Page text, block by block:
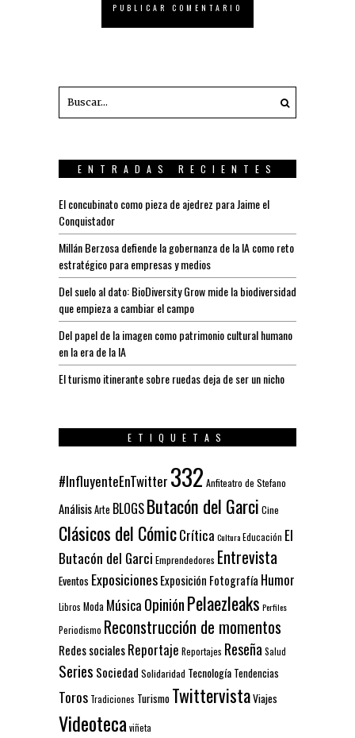
ENTRADAS RECIENTES
El concubinato como pieza de ajedrez para Jaime el
Conquistador
Millán Berzosa defiende la gobernanza de la IA como reto
estratégico para empresas y medios
Del suelo al dato: BioDiversity Grow mide la biodiversidad
que empieza a cambiar el campo
Del papel de la imagen como patrimonio cultural humano
en la era de la IA
El turismo itinerante sobre ruedas deja de ser un nicho
ETIQUETAS
#InfluyenteEnTwitter 332 Anfiteatro de Stefano
AnálisisArte BLOGSButacón del Garci Cine
Clásicos del CómicCrítica CulturaEducación El
Butacón del Garci Emprendedores Entrevista
Eventos ExposicionesExposición Fotografía Humor
Libros Moda Música OpiniónPelaezleaks Perfiles
Periodismo Reconstrucción de momentos
Redes socialesReportaje Reportajes Reseña Salud
Series Sociedad Solidaridad Tecnología Tendencias
Toros Tradiciones Turismo TwittervistaViajes
Videoteca viñeta